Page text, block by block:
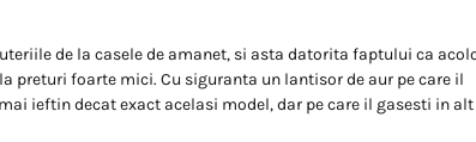
de la casele de amanet, si asta datorita faptului ca
preturi foarte mici. Cu siguranta un lantisor de aur pe care il
ieftin decat exact acelasi model, dar pe care il gasesti in alt